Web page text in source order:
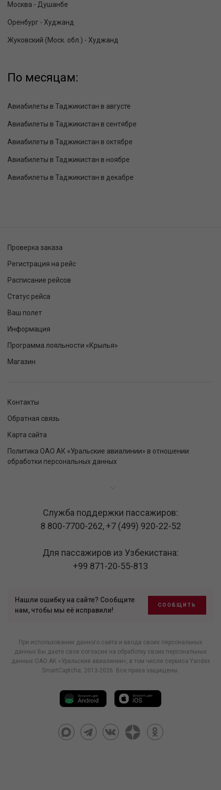
Москва - Душанбе
Оренбург - Худжанд
Жуковский (Моск. обл.) - Худжанд
По месяцам:
Авиабилеты в Таджикистан в августе
Авиабилеты в Таджикистан в сентябре
Авиабилеты в Таджикистан в октябре
Авиабилеты в Таджикистан в ноябре
Авиабилеты в Таджикистан в декабре
Проверка заказа
Регистрация на рейс
Расписание рейсов
Статус рейса
Ваш полет
Информация
Программа лояльности «Крылья»
Магазин
Контакты
Обратная связь
Карта сайта
Политика ОАО АК «Уральские авиалинии» в отношении
обработки персональных данных
Служба поддержки пассажиров:
8 800-7700-262,+7 (499) 920-22-52
Для пассажиров из Узбекистана:
+99 871-20-55-813
Нашли ошибку на сайте? Сообщите
нам, чтобы мы её исправили!
СООБЩИТЬ
При использовании данного сайта и ввода своих персональных
данных Вы даете свое согласие на обработку своих персональных
данных ОАО АК «Уральские авиалинии», в том числе сервиса Yandex
SmartCaptcha, 2013-2026. Все права защищены.